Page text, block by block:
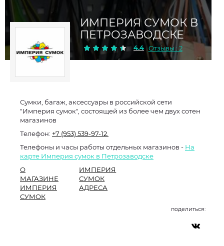
ИМПЕРИЯ СУМОК В
ПЕТРОЗАВОДСКЕ
4.4 Отзывы : 2
Сумки, багаж, аксессуары в российской сети
"Империя сумок", состоящей из более чем двух сотен
магазинов
Телефон: +7 (953) 539-97-12.
Телефоны и часы работы отдельных магазинов - На
карте Империя сумок в Петрозаводске
О
МАГАЗИНЕ
ИМПЕРИЯ
СУМОК
ИМПЕРИЯ
СУМОК
АДРЕСА
поделиться: